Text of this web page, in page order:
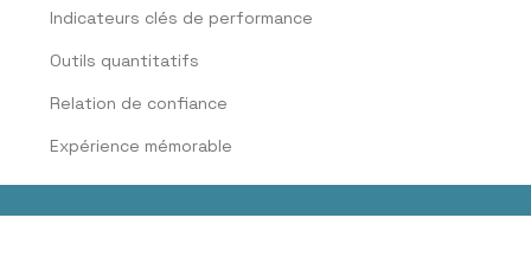
Indicateurs clés de performance
Outils quantitatifs
Relation de confiance
Expérience mémorable